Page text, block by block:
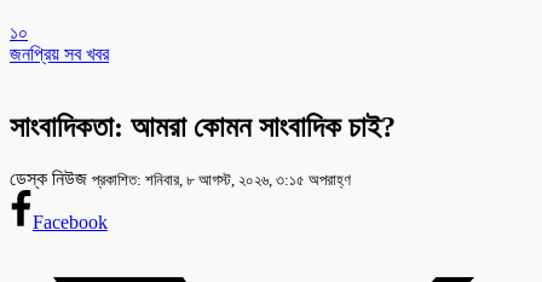
১০
জনপ্রিয় সব খবর
সাংবাদিকতা: আমরা কোমন সাংবাদিক চাই?
ডেস্ক নিউজ প্রকাশিত: শনিবার, ৮ আগস্ট, ২০২৬, ৩:১৫ অপরাহ্ণ
Facebook